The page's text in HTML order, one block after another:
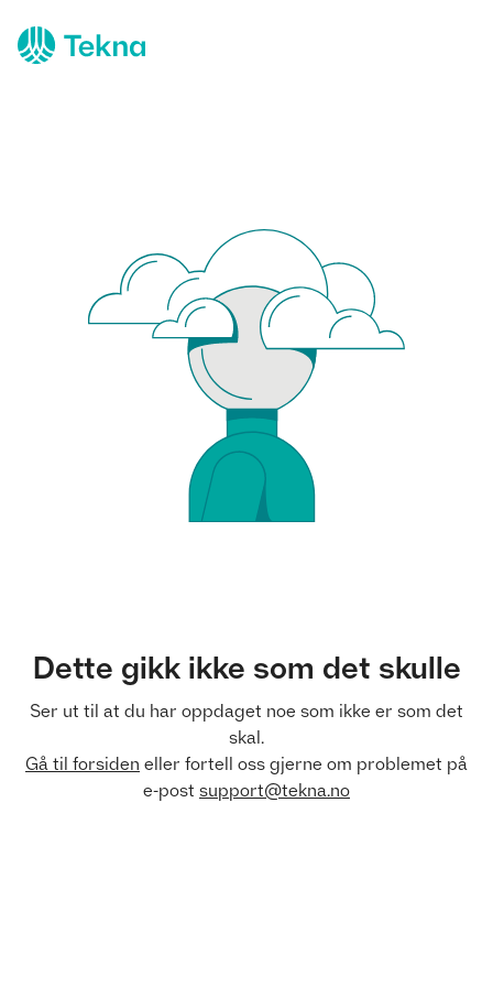
Dette gikk ikke som det skulle
Ser ut til at du har oppdaget noe som ikke er som det
skal.
Gå til forsiden eller fortell oss gjerne om problemet på
e-post support@tekna.no